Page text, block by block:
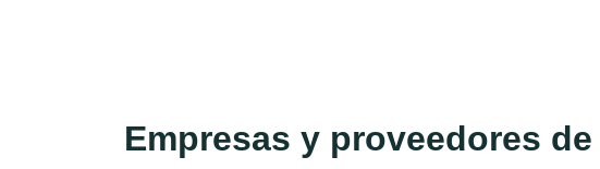
Empresas y proveedores